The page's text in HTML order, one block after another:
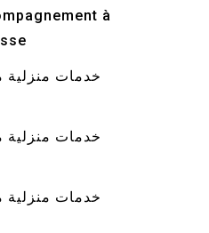
à
خدمات منزلية
خدمات منزلية
خدمات منزلية